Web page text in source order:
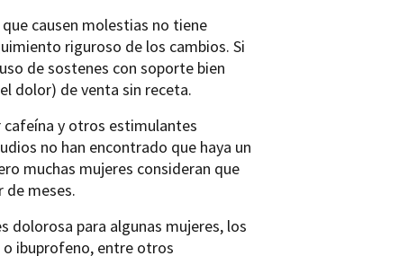
causen molestias no tiene
riguroso de los cambios. Si
de sostenes con soporte bien
dolor) de venta sin receta.
cafeína y otros estimulantes
no han encontrado que haya un
muchas mujeres consideran que
de meses.
dolorosa para algunas mujeres, los
ibuprofeno, entre otros